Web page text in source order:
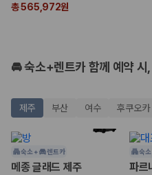
격비교 플랫폼입니다.
사용자 리뷰
175,206건
67,123
전국 렌트카 지점
제주렌트카 가격비교 자
총 565,972원
🚘 숙소+렌트카 함께 예약
제주 부산 여수 후쿠오카
숙소 + 렌트카
메종 글래드 제주
숙
파르